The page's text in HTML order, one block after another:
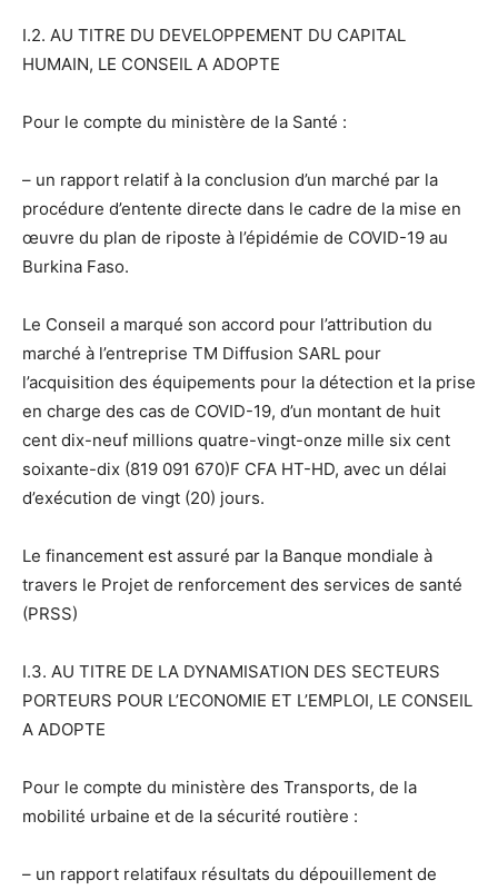
I.2. AU TITRE DU DEVELOPPEMENT DU CAPITAL
HUMAIN, LE CONSEIL A ADOPTE
Pour le compte du ministère de la Santé :
– un rapport relatif à la conclusion d’un marché par la
procédure d’entente directe dans le cadre de la mise en
œuvre du plan de riposte à l’épidémie de COVID-19 au
Burkina Faso.
Le Conseil a marqué son accord pour l’attribution du
marché à l’entreprise TM Diffusion SARL pour
l’acquisition des équipements pour la détection et la prise
en charge des cas de COVID-19, d’un montant de huit
cent dix-neuf millions quatre-vingt-onze mille six cent
soixante-dix (819 091 670)F CFA HT-HD, avec un délai
d’exécution de vingt (20) jours.
Le financement est assuré par la Banque mondiale à
travers le Projet de renforcement des services de santé
(PRSS)
I.3. AU TITRE DE LA DYNAMISATION DES SECTEURS
PORTEURS POUR L’ECONOMIE ET L’EMPLOI, LE CONSEIL
A ADOPTE
Pour le compte du ministère des Transports, de la
mobilité urbaine et de la sécurité routière :
– un rapport relatifaux résultats du dépouillement de